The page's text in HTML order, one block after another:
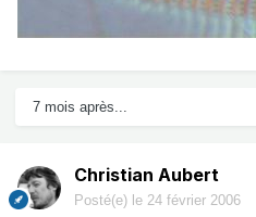
7 mois après...
Christian Aubert
Posté(e) le 24 février 2006